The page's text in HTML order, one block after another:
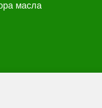
масла